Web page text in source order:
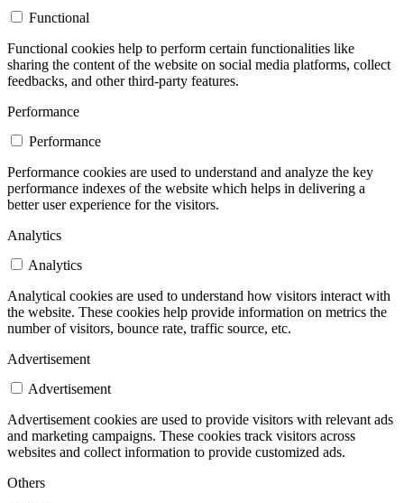
Functional
Functional cookies help to perform certain functionalities like
sharing the content of the website on social media platforms, collect
feedbacks, and other third-party features.
Performance
Performance
Performance cookies are used to understand and analyze the key
performance indexes of the website which helps in delivering a
better user experience for the visitors.
Analytics
Analytics
Analytical cookies are used to understand how visitors interact with
the website. These cookies help provide information on metrics the
number of visitors, bounce rate, traffic source, etc.
Advertisement
Advertisement
Advertisement cookies are used to provide visitors with relevant ads
and marketing campaigns. These cookies track visitors across
websites and collect information to provide customized ads.
Others